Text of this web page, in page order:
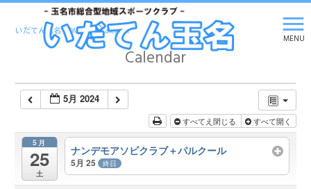
MENU
いだてん玉名 HOME > Calendar
Calendar
5月 2024
すべてえ閉じる すべて開く
5月
25
土
ナンデモアソビクラブ＋パルクール
5月 25 終日